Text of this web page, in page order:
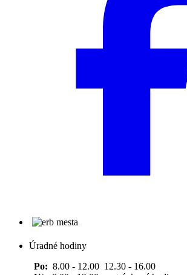
Úradné hodiny
Po: 8.00 - 12.00 12.30 - 16.00